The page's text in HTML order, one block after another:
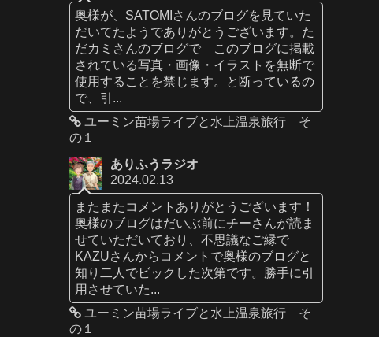
奥様が、SATOMIさんのブログを見ていた
だいてたようでありがとうございます。た
だカミさんのブログで このブログに掲載
されている写真・画像・イラストを無断で
使用することを禁じます。と断っているの
で、引...
ユーミン苗場ライブと水上温泉旅行 そ
の１
ありふうラジオ
2024.02.13
またまたコメントありがとうございます！
奥様のブログはだいぶ前にチーさんが読ま
せていただいており、不思議なご縁で
KAZUさんからコメントで奥様のブログと
知り二人でビックした次第です。勝手に引
用させていた...
ユーミン苗場ライブと水上温泉旅行 そ
の１